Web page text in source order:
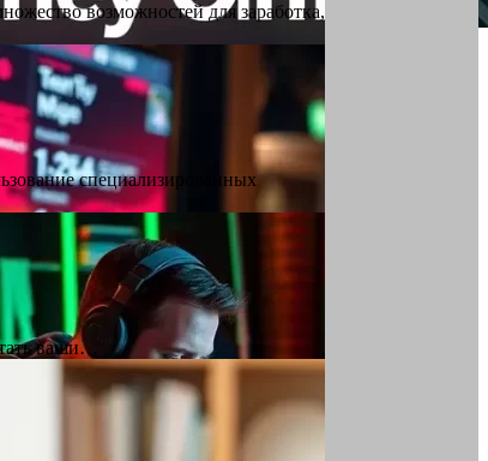
возможностей для заработка,
специализированных
ваши…